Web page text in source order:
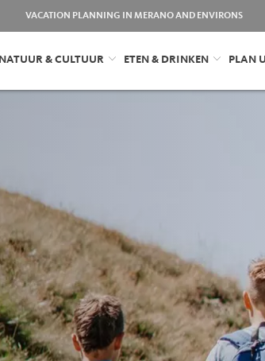
VACATION PLANNING IN MERANO AND ENVIRONS
NATUUR & CULTUUR ETEN & DRINKEN PLAN